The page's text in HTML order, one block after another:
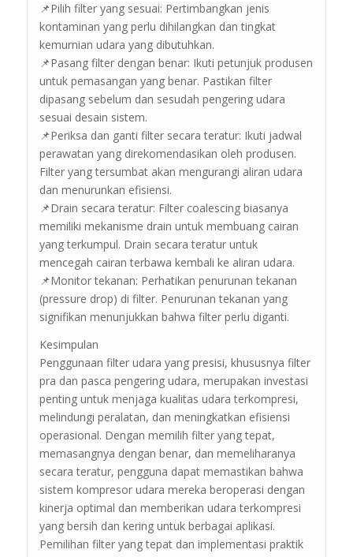
📌Pilih filter yang sesuai: Pertimbangkan jenis
kontaminan yang perlu dihilangkan dan tingkat
kemurnian udara yang dibutuhkan.
📌Pasang filter dengan benar: Ikuti petunjuk produsen
untuk pemasangan yang benar. Pastikan filter
dipasang sebelum dan sesudah pengering udara
sesuai desain sistem.
📌Periksa dan ganti filter secara teratur: Ikuti jadwal
perawatan yang direkomendasikan oleh produsen.
Filter yang tersumbat akan mengurangi aliran udara
dan menurunkan efisiensi.
📌Drain secara teratur: Filter coalescing biasanya
memiliki mekanisme drain untuk membuang cairan
yang terkumpul. Drain secara teratur untuk
mencegah cairan terbawa kembali ke aliran udara.
📌Monitor tekanan: Perhatikan penurunan tekanan
(pressure drop) di filter. Penurunan tekanan yang
signifikan menunjukkan bahwa filter perlu diganti.
Kesimpulan
Penggunaan filter udara yang presisi, khususnya filter
pra dan pasca pengering udara, merupakan investasi
penting untuk menjaga kualitas udara terkompresi,
melindungi peralatan, dan meningkatkan efisiensi
operasional. Dengan memilih filter yang tepat,
memasangnya dengan benar, dan memeliharanya
secara teratur, pengguna dapat memastikan bahwa
sistem kompresor udara mereka beroperasi dengan
kinerja optimal dan memberikan udara terkompresi
yang bersih dan kering untuk berbagai aplikasi.
Pemilihan filter yang tepat dan implementasi praktik